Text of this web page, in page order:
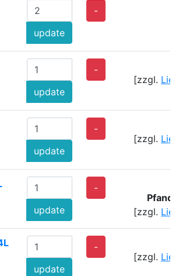
update
-
update
-
[zzgl.
update
-
[zzgl.
update
-
Pfand:
[zzgl.
update
-
[zzgl.